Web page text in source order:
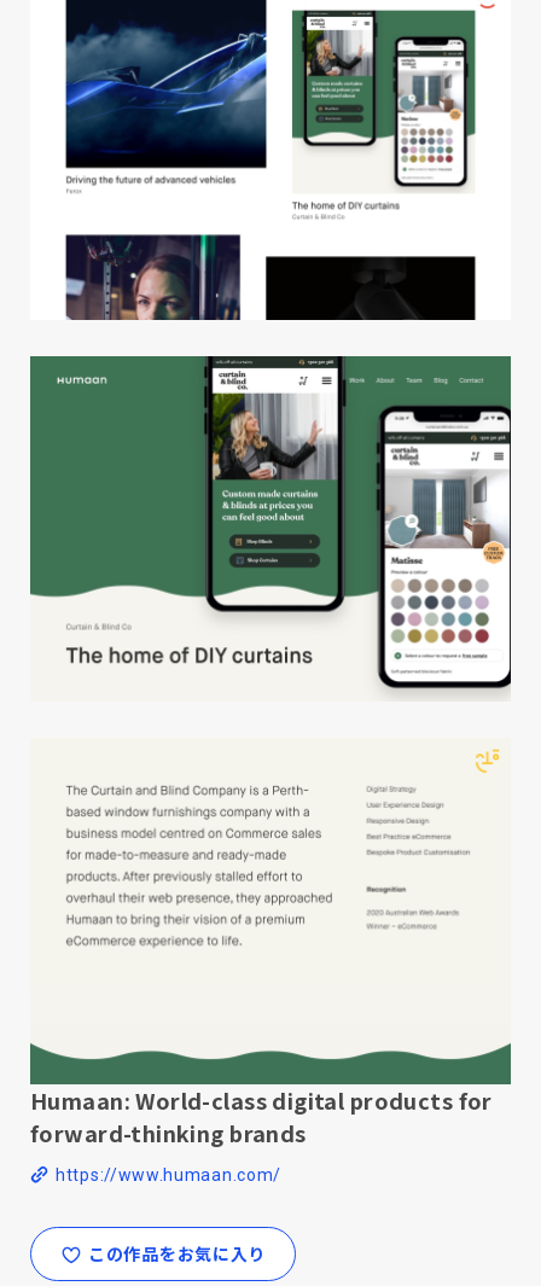
Humaan: World-class digital products for
forward-thinking brands
https://www.humaan.com/
この作品をお気に入り